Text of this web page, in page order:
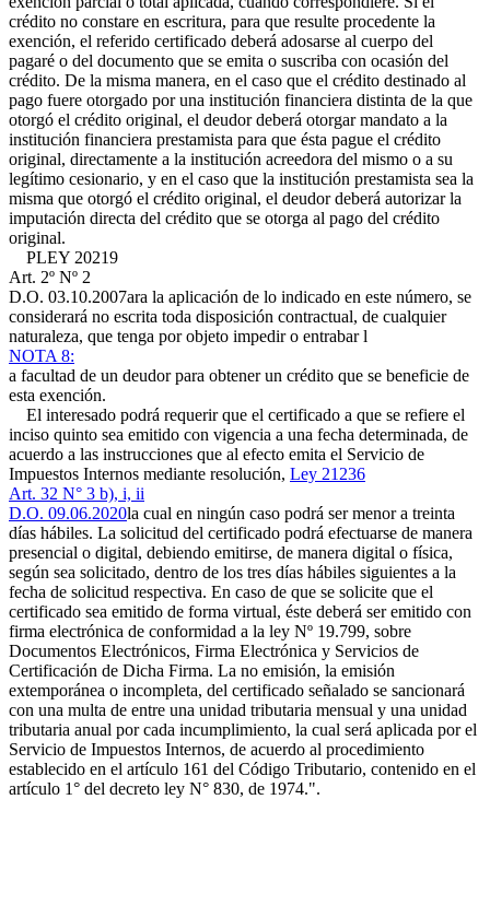
crédito no constare en escritura, para que resulte procedente la
exención, el referido certificado deberá adosarse al cuerpo del
pagaré o del documento que se emita o suscriba con ocasión del
crédito. De la misma manera, en el caso que el crédito destinado al
pago fuere otorgado por una institución financiera distinta de la que
otorgó el crédito original, el deudor deberá otorgar mandato a la
institución financiera prestamista para que ésta pague el crédito
original, directamente a la institución acreedora del mismo o a su
legítimo cesionario, y en el caso que la institución prestamista sea la
misma que otorgó el crédito original, el deudor deberá autorizar la
imputación directa del crédito que se otorga al pago del crédito
original.
PLEY 20219
Art. 2º Nº 2
D.O. 03.10.2007ara la aplicación de lo indicado en este número, se
considerará no escrita toda disposición contractual, de cualquier
naturaleza, que tenga por objeto impedir o entrabar l
NOTA 8:
a facultad de un deudor para obtener un crédito que se beneficie de
esta exención.
El interesado podrá requerir que el certificado a que se refiere el
inciso quinto sea emitido con vigencia a una fecha determinada, de
acuerdo a las instrucciones que al efecto emita el Servicio de
Impuestos Internos mediante resolución, Ley 21236
Art. 32 N° 3 b), i, ii
D.O. 09.06.2020la cual en ningún caso podrá ser menor a treinta
días hábiles. La solicitud del certificado podrá efectuarse de manera
presencial o digital, debiendo emitirse, de manera digital o física,
según sea solicitado, dentro de los tres días hábiles siguientes a la
fecha de solicitud respectiva. En caso de que se solicite que el
certificado sea emitido de forma virtual, éste deberá ser emitido con
firma electrónica de conformidad a la ley Nº 19.799, sobre
Documentos Electrónicos, Firma Electrónica y Servicios de
Certificación de Dicha Firma. La no emisión, la emisión
extemporánea o incompleta, del certificado señalado se sancionará
con una multa de entre una unidad tributaria mensual y una unidad
tributaria anual por cada incumplimiento, la cual será aplicada por el
Servicio de Impuestos Internos, de acuerdo al procedimiento
establecido en el artículo 161 del Código Tributario, contenido en el
artículo 1° del decreto ley N° 830, de 1974.".